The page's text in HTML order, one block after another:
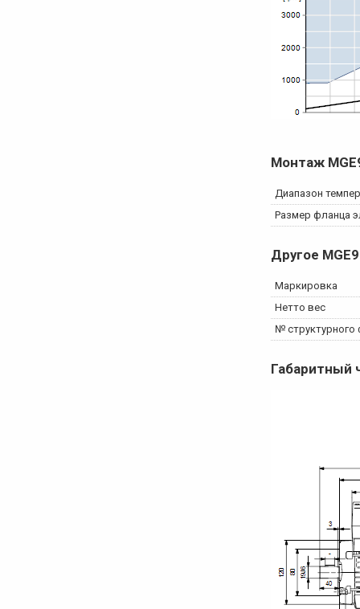
Монтаж
Диапазон
Размер фланца
Другое
Маркировка
Нетто вес
№ структурного
Габаритный